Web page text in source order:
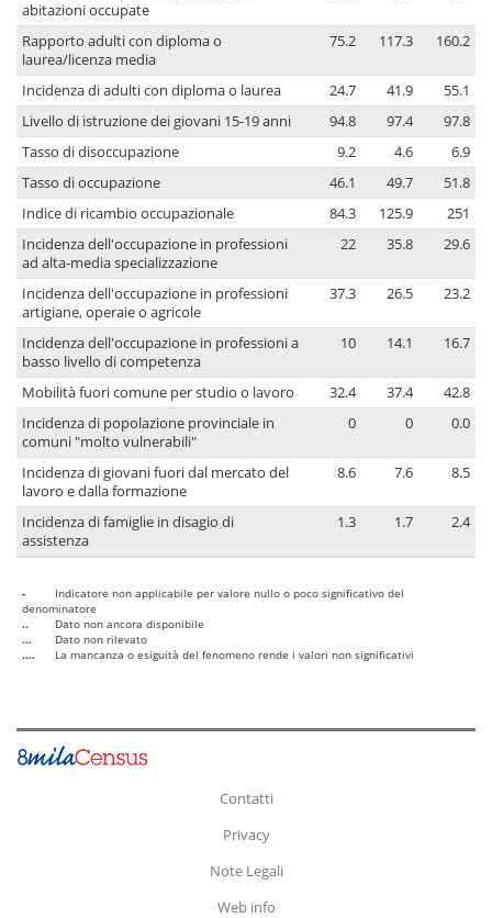
abitazioni occupate
Rapporto adulti con diploma o
laurea/licenza media
75.2 117.3 160.2
Incidenza di adulti con diploma o laurea 24.7 41.9
55.1
Livello di istruzione dei giovani 15-19 anni
94.8 97.4
97.8
Tasso di disoccupazione
9.2 4.6
6.9
Tasso di occupazione
46.1 49.7
51.8
Indice di ricambio occupazionale
84.3 125.9
251
Incidenza dell'occupazione in professioni
ad alta-media specializzazione
22 35.8 29.6
Incidenza dell'occupazione in professioni
artigiane, operaie o agricole
37.3 26.5 23.2
Incidenza dell'occupazione in professioni a
basso livello di competenza
10 14.1 16.7
Mobilità fuori comune per studio o lavoro 32.4 37.4
42.8
Incidenza di popolazione provinciale in
comuni "molto vulnerabili"
0 0 0.0
Incidenza di giovani fuori dal mercato del
lavoro e dalla formazione
8.6 7.6 8.5
Incidenza di famiglie in disagio di
assistenza
1.3 1.7 2.4
-
Indicatore non applicabile per valore nullo o poco significativo del
denominatore
..
Dato non ancora disponibile
...
Dato non rilevato
....
La mancanza o esiguità del fenomeno rende i valori non significativi
Contatti
Privacy
Note Legali
Web info